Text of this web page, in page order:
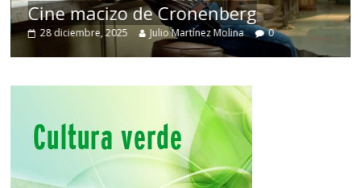
Cine macizo de Cronenberg
28 diciembre, 2025 Julio Martínez Molina 0